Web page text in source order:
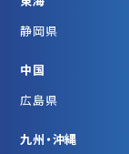
静岡県
中国
広島県
九州・沖縄